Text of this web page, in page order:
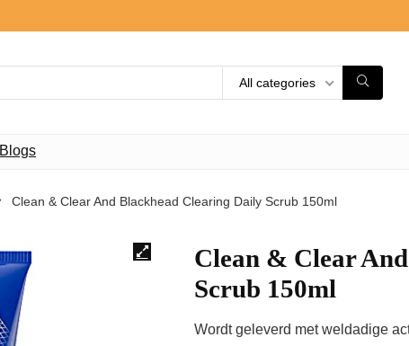
All categories
Blogs
Clean & Clear And Blackhead Clearing Daily Scrub 150ml
Clean & Clear
Scrub 150ml
Wordt geleverd met weldadige